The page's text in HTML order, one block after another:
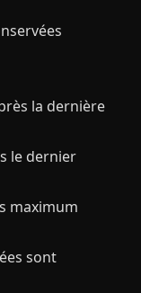
la dernière
le dernier
maximum
sont